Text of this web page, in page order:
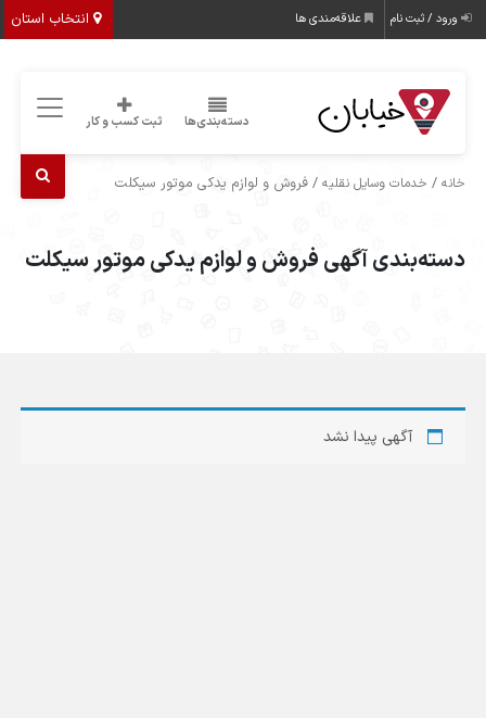
انتخاب استان ورود / ثبت نام علاقه‌مندی ها
دسته‌بندی‌ها ثبت کسب و کار
خانه / خدمات وسایل نقلیه / فروش و لوازم یدکی موتور سیکلت
دسته‌بندی آگهی فروش و لوازم یدکی موتور سیکلت
آگهی پیدا نشد